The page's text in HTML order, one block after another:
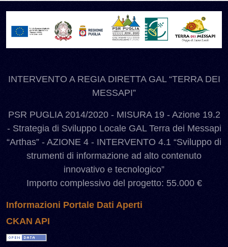
INTERVENTO A REGIA DIRETTA GAL “TERRA DEI
MESSAPI”
PSR PUGLIA 2014/2020 - MISURA 19 - Azione 19.2
- Strategia di Sviluppo Locale GAL Terra dei Messapi
“Arthas” - AZIONE 4 - INTERVENTO 4.1 “Sviluppo di
strumenti di informazione ad alto contenuto
innovativo e tecnologico”
Importo complessivo del progetto: 55.000 €
Informazioni Portale Dati Aperti
CKAN API